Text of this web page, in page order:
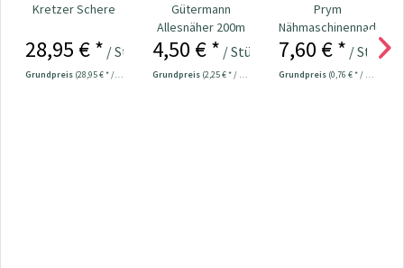
Kretzer Schere
28,95 € * / Stück
Grundpreis (28,95 € * / 1 Stück)
Gütermann
Allesnäher 200m
Fb. 733 - pink
4,50 € * / Stück
Grundpreis (2,25 € * / 100 Meter)
Prym
Nähmaschinennadeln
130/705
Universal...
7,60 € * / Stück
Grundpreis (0,76 € * / 1 Stück)